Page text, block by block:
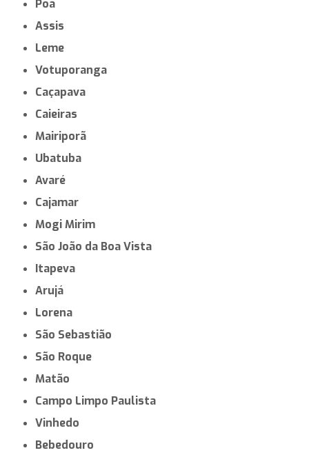
Poá
Assis
Leme
Votuporanga
Caçapava
Caieiras
Mairiporã
Ubatuba
Avaré
Cajamar
Mogi Mirim
São João da Boa Vista
Itapeva
Arujá
Lorena
São Sebastião
São Roque
Matão
Campo Limpo Paulista
Vinhedo
Bebedouro